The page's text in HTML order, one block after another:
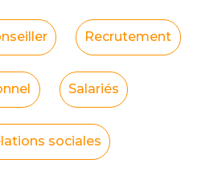
Recrutement
Salariés
sociales